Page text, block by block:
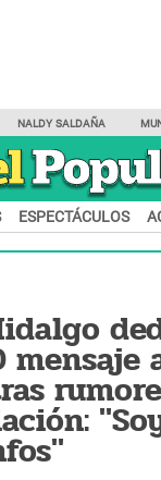
NALDY SALDAÑA
ESPECTÁCULOS
mensaje